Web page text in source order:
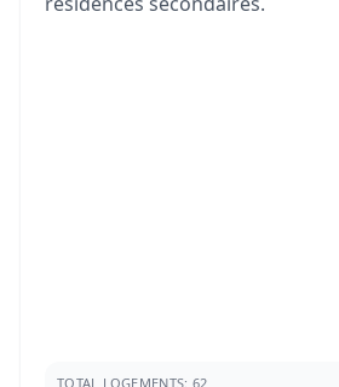
TOTAL LOGEMENTS: 62